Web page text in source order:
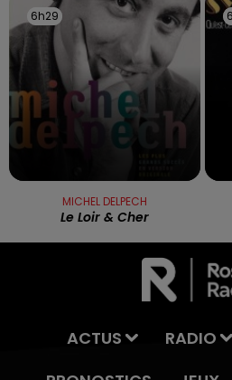
6h29
6h29
MICHEL DELPECH
Le Loir & Cher
ACTUS RADIO